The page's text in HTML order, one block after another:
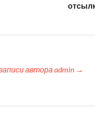
автора admin →